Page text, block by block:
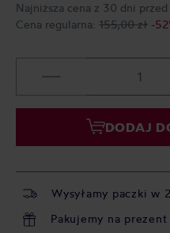
Najniższa cena z 30 dni przed
Cena regularna: 155,00 zł -
DODAJ
Wysyłamy paczki w
Pakujemy na prezent